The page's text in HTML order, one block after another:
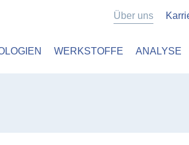
WERKSTOFFE ANALYSE
Über uns